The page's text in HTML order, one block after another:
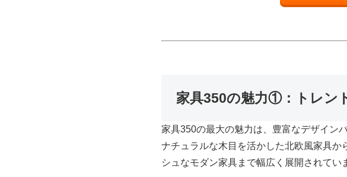
家具350の魅力①：トレン
家具350の最大の魅力は、豊富なデザイン
ナチュラルな木目を活かした北欧風家具
シュなモダン家具まで幅広く展開されてい